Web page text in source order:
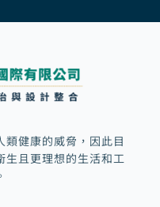
e
l
t
健康的威脅，因此目
生且更理想的生活和工